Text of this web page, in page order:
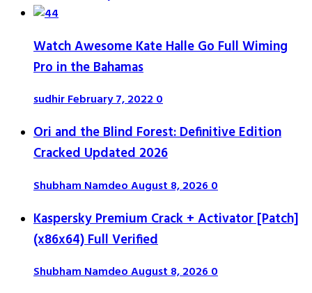
Watch Awesome Kate Halle Go Full Wiming
Pro in the Bahamas
sudhirFebruary 7, 20220
Ori and the Blind Forest: Definitive Edition
Cracked Updated 2026
Shubham NamdeoAugust 8, 20260
Kaspersky Premium Crack + Activator [Patch]
(x86x64) Full Verified
Shubham NamdeoAugust 8, 20260